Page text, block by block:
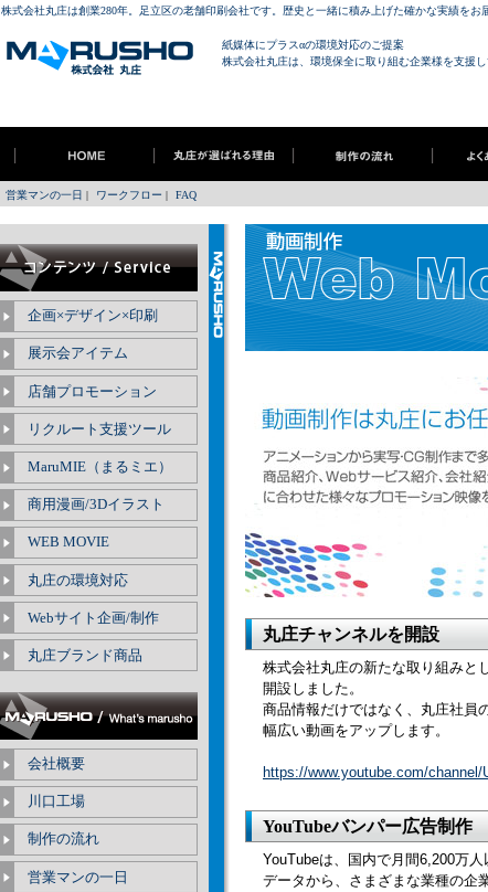
株式会社丸庄は創業280年。足立区の老舗印刷会社です。歴史と一緒に積み上げた確かな実績をお
紙媒体にプラスαの環境対応のご提案
株式会社丸庄は、環境保全に取り組む企業様を支援
営業マンの一日 | ワークフロー | FAQ
企画×デザイン×印刷
展示会アイテム
店舗プロモーション
リクルート支援ツール
MaruMIE（まるミエ）
商用漫画/3Dイラスト
WEB MOVIE
丸庄の環境対応
Webサイト企画/制作
丸庄ブランド商品
会社概要
川口工場
制作の流れ
営業マンの一日
丸庄チャンネルを開設
株式会社丸庄の新たな取り組みと
開設しました。
商品情報だけではなく、丸庄社員
幅広い動画をアップします。
https://www.youtube.com/
YouTubeバンパー広告制作
YouTubeは、国内で月間6,200万
データから、さまざまな業種の企